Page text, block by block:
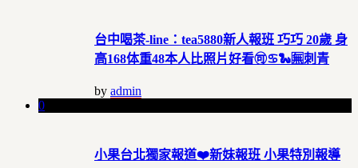
台中喝茶-line：tea5880新人報班 巧巧 20歲 身
高168体重48本人比照片好看🉑♋️🐍🈚️刺青
by admin
0
小果台北獨家報道❤️新妹報班 小果特別報導